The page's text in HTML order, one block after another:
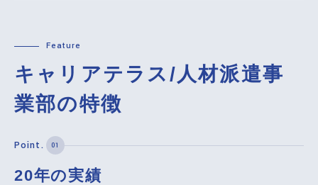
キャリアテラス/人材派遣事
業部の特徴
20年の実績